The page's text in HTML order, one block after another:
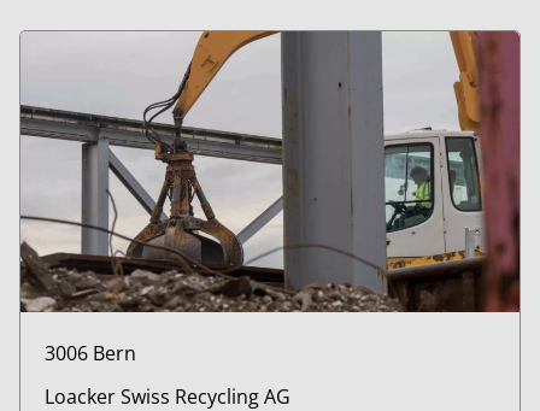
3006 Bern
Loacker Swiss Recycling AG